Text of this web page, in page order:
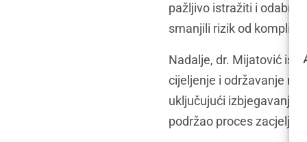
pažljivo istražiti i
smanjili rizik od
Nadalje, dr. Mijatović
cijeljenje i održavanje
uključujući izbjegavanje
podržao proces